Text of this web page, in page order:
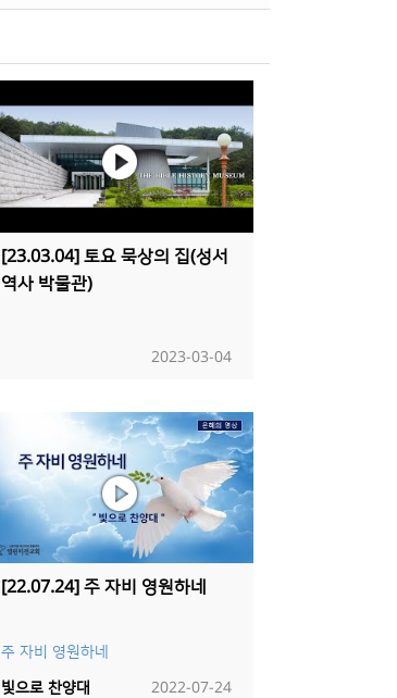
[23.03.04] 토요 묵상의 집(성서
역사 박물관)
2023-03-04
[22.07.24] 주 자비 영원하네
주 자비 영원하네
2022-07-24
빛으로 찬양대